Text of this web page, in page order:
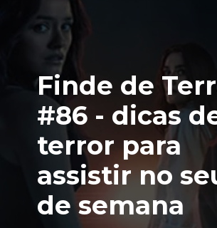
Finde de
#86 - dicas
terror para
assistir no
de semana